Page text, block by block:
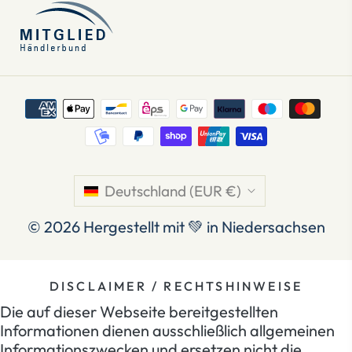
Deutschland (EUR €)
© 2026 Hergestellt mit 💚 in Niedersachsen
DISCLAIMER / RECHTSHINWEISE
Die auf dieser Webseite bereitgestellten
Informationen dienen ausschließlich allgemeinen